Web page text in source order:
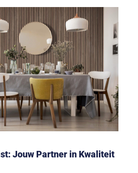
Jouw Partner in Kwaliteit